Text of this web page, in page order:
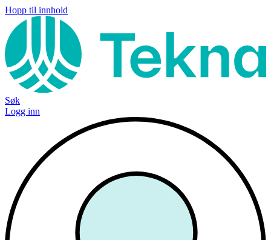
Hopp til innhold
Søk
Logg inn